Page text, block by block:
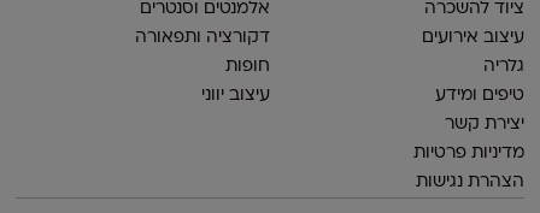
ציוד להשכרה
עיצוב אירועים
גלריה
טיפים ומידע
יצירת קשר
מדיניות פרטיות
הצהרת נגישות
אלמנטים וסנטרים
דקורציה ותפאורה
חופות
עיצוב יווני